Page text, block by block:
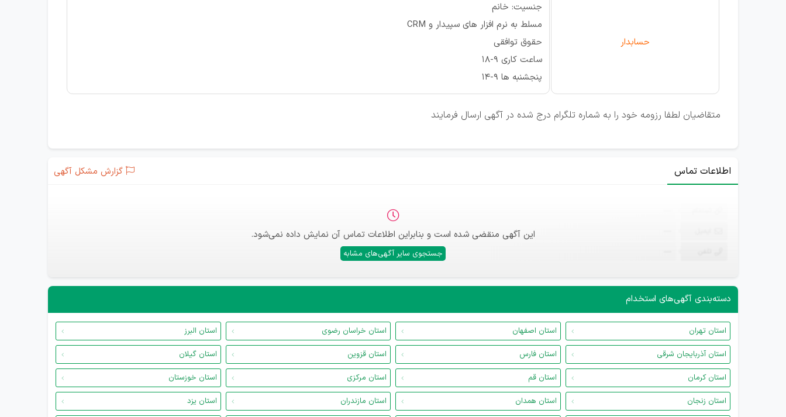
حسابدار
جنسیت: خانم
مسلط به نرم افزار های سپیدار و CRM
حقوق توافقی
ساعت کاری 9-18
پنجشنبه ها 9-14
متقاضیان لطفا رزومه خود را به شماره تلگرام درج شده در آگهی ارسال فرمایند
اطلاعات تماس گزارش مشکل آگهی
این آگهی منقضی شده است و بنابراین اطلاعات تماس آن نمایش داده نمی‌شود.
جستجوی سایر آگهی‌های مشابه
دسته‌بندی آگهی‌های استخدام
استان تهران استان اصفهان استان خراسان رضوی
استان البرز
استان آذربایجان شرقی
استان فارس استان قزوین
استان گیلان
استان کرمان
استان قم استان مرکزی
استان خوزستان
استان زنجان
استان همدان استان مازندران
استان یزد